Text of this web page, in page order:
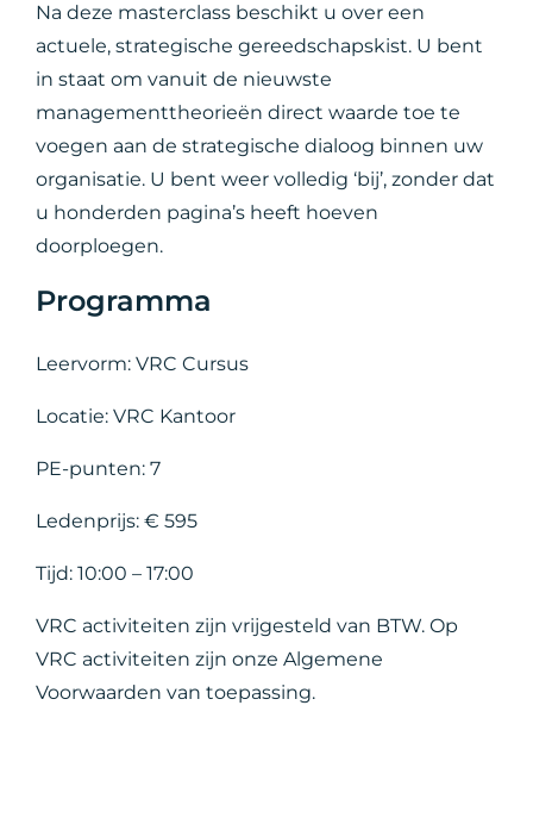
Na deze masterclass beschikt u over een
actuele, strategische gereedschapskist. U bent
in staat om vanuit de nieuwste
managementtheorieën direct waarde toe te
voegen aan de strategische dialoog binnen uw
organisatie. U bent weer volledig ‘bij’, zonder dat
u honderden pagina’s heeft hoeven
doorploegen.
Programma
Leervorm: VRC Cursus
Locatie: VRC Kantoor
PE-punten: 7
Ledenprijs: € 595
Tijd: 10:00 – 17:00
VRC activiteiten zijn vrijgesteld van BTW. Op
VRC activiteiten zijn onze Algemene
Voorwaarden van toepassing.